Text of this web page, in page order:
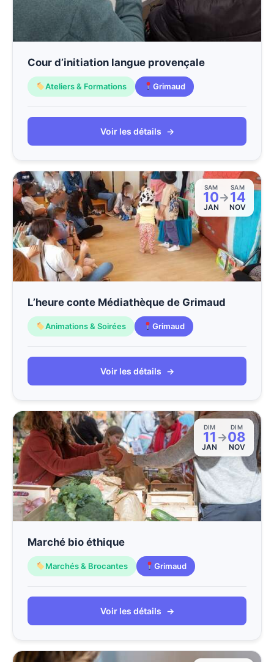
Cour d’initiation langue provençale
Ateliers & Formations Grimaud
Voir les détails →
SAM
10
JAN
→
SAM
14
NOV
L’heure conte Médiathèque de Grimaud
Animations & Soirées Grimaud
Voir les détails →
DIM
11
JAN
→
DIM
08
NOV
Marché bio éthique
Marchés & Brocantes Grimaud
Voir les détails →